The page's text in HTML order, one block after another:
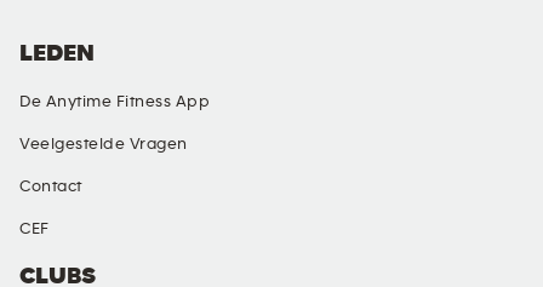
CLUBS
LEDEN
De Anytime Fitness App
Veelgestelde Vragen
Contact
CEF